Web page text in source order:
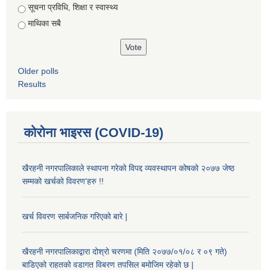
सूचना प्रविधि, शिक्षा र स्वास्थ्य
माथिका सबै
Older polls
Results
कोरोना भाइरस (COVID-19)
खैरहनी नगरपालिकाले स्थापना गरेको विपद्द व्यवस्थापन कोषको २०७७ जेष्ठ
सम्मको खर्चको विवरण'हरु !!
खर्च विवरण सार्बजनिक गरिएको बारे |
खैरहनी नगरपालिकाद्वारा दोश्रो चरणमा (मिति २०७७/०१/०८ र ०९ गते)
बाडिएको राहतको वडागत विबरण तपसिल बमोजिम रहेको छ |